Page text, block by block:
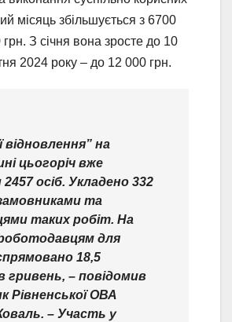
місяць збільшується з 6700
З січня вона зросте до 10
2024 року – до 12 000 грн.
відновлення” на
цьогоріч вже
осіб. Укладено 332
та
таких робіт. На
для
18,5
гривень, – повідомив
Рівненської ОВА
– Участь у